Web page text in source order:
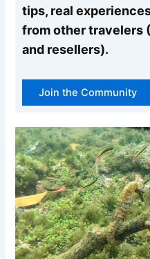
tips, real
from other travelers
and resellers).
Join the Community